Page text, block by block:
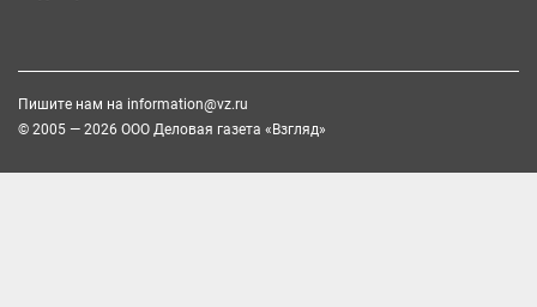
Пишите нам на information@vz.ru
© 2005 — 2026 ООО Деловая газета «Взгляд»